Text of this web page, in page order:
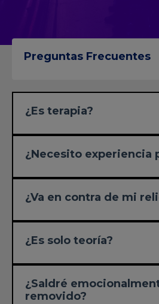
Preguntas Frecuentes
¿Es terapia?
¿Necesito experiencia
¿Va en contra de mi
¿Es solo teoría?
¿Saldré
removido?